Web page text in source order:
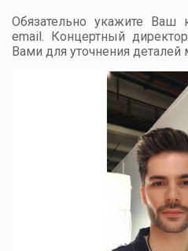
Обязательно укажите Ваш
email. Концертный
Вами для уточнения деталей